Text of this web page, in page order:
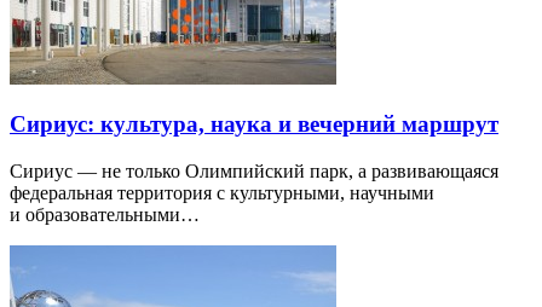
Сириус: культура, наука и вечерний маршрут
Сириус — не только Олимпийский парк, а развивающаяся
федеральная территория с культурными, научными
и образовательными…